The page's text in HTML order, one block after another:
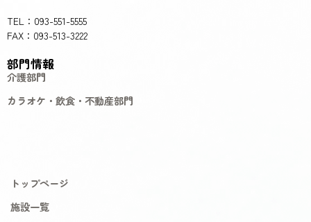
TEL：093-551-5555
FAX：093-513-3222
部門情報
介護部門
カラオケ・飲食・不動産部門
トップページ
施設一覧